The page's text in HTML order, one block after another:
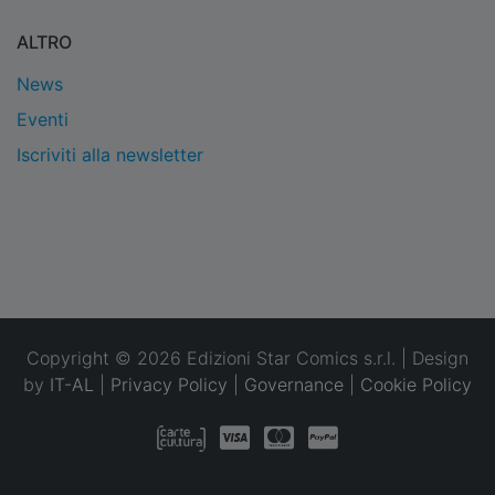
ALTRO
News
Eventi
Iscriviti alla newsletter
Copyright © 2026 Edizioni Star Comics s.r.l. | Design
by IT-AL Privacy Policy Governance Cookie Policy